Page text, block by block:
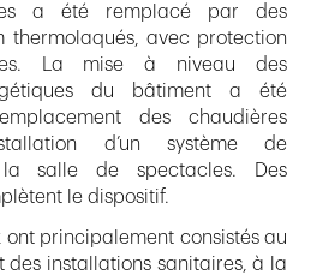
a été remplacé par des
thermolaqués, avec protection
La mise à niveau des
du bâtiment a été
des chaudières
d’un système de
la salle de spectacles. Des
le dispositif.
ont principalement consistés au
installations sanitaires, à la